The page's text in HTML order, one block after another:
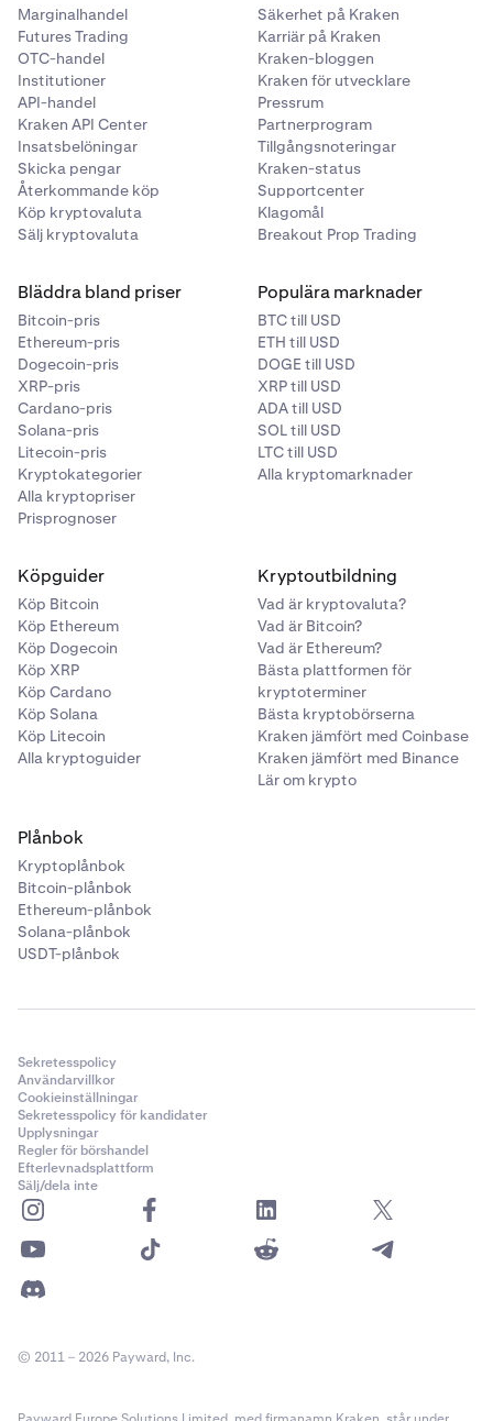
Marginalhandel
Futures Trading
OTC-handel
Institutioner
API-handel
Kraken API Center
Insatsbelöningar
Skicka pengar
Återkommande köp
Köp kryptovaluta
Sälj kryptovaluta
Säkerhet på Kraken
Karriär på Kraken
Kraken-bloggen
Kraken för utvecklare
Pressrum
Partnerprogram
Tillgångsnoteringar
Kraken-status
Supportcenter
Klagomål
Breakout Prop Trading
Bläddra bland priser
Bitcoin-pris
Ethereum-pris
Dogecoin-pris
XRP-pris
Cardano-pris
Solana-pris
Litecoin-pris
Kryptokategorier
Alla kryptopriser
Prisprognoser
Populära marknader
BTC till USD
ETH till USD
DOGE till USD
XRP till USD
ADA till USD
SOL till USD
LTC till USD
Alla kryptomarknader
Köpguider
Köp Bitcoin
Köp Ethereum
Köp Dogecoin
Köp XRP
Köp Cardano
Köp Solana
Köp Litecoin
Alla kryptoguider
Kryptoutbildning
Vad är kryptovaluta?
Vad är Bitcoin?
Vad är Ethereum?
Bästa plattformen för
kryptoterminer
Bästa kryptobörserna
Kraken jämfört med Coinbase
Kraken jämfört med Binance
Lär om krypto
Plånbok
Kryptoplånbok
Bitcoin-plånbok
Ethereum-plånbok
Solana-plånbok
USDT-plånbok
Sekretesspolicy
Användarvillkor
Cookieinställningar
Sekretesspolicy för kandidater
Upplysningar
Regler för börshandel
Efterlevnadsplattform
Sälj/dela inte
© 2011 – 2026 Payward, Inc.